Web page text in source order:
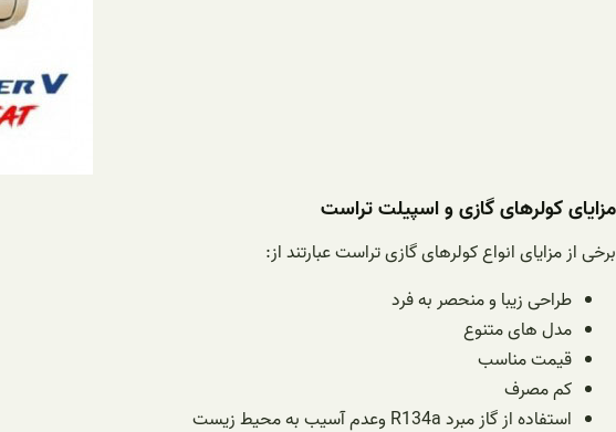
مزایای کولرهای گازی و اسپیلت تراست
برخی از مزایای انواع کولرهای گازی تراست عبارتند از:
طراحی زیبا و منحصر به فرد
مدل های متنوع
قیمت مناسب
کم مصرف
استفاده از گاز مبرد R134a وعدم آسیب به محیط زیست